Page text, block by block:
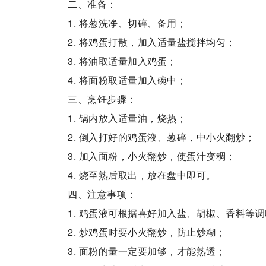
二、准备：
1. 将葱洗净、切碎、备用；
2. 将鸡蛋打散，加入适量盐搅拌均匀；
3. 将油取适量加入鸡蛋；
4. 将面粉取适量加入碗中；
三、烹饪步骤：
1. 锅内放入适量油，烧热；
2. 倒入打好的鸡蛋液、葱碎，中小火翻炒；
3. 加入面粉，小火翻炒，使蛋汁变稠；
4. 烧至熟后取出，放在盘中即可。
四、注意事项：
1. 鸡蛋液可根据喜好加入盐、胡椒、香料等
2. 炒鸡蛋时要小火翻炒，防止炒糊；
3. 面粉的量一定要加够，才能熟透；